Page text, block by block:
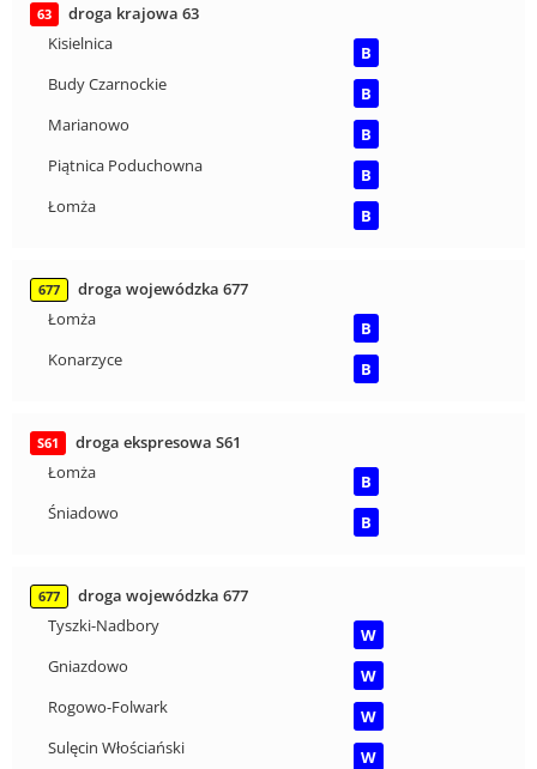
63
droga krajowa 63
Kisielnica
B
Budy Czarnockie
B
Marianowo
B
Piątnica Poduchowna
B
Łomża
B
677
droga wojewódzka 677
Łomża
B
Konarzyce
B
S61
droga ekspresowa S61
Łomża
B
Śniadowo
B
677
droga wojewódzka 677
Tyszki-Nadbory
W
Gniazdowo
W
Rogowo-Folwark
W
Sulęcin Włościański
W